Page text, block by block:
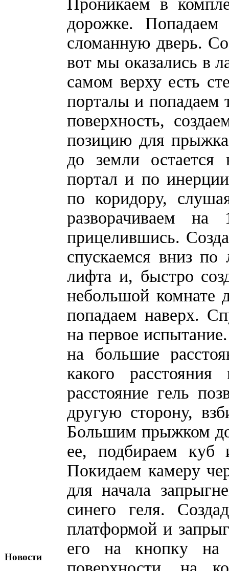
Новости
дорожке.
сломанную дверь.
вот мы оказались в
самом верху есть
порталы и попадаем
поверхность,
позицию для
до земли остается
портал и по
по коридору,
разворачиваем
прицелившись.
спускаемся вниз
лифта и, быстро
небольшой комнате
попадаем наверх.
на первое
на большие
какого
расстояние гель
другую сторону,
Большим прыжком
ее, подбираем куб
Покидаем камеру
для начала
синего геля.
платформой и
его на кнопку на